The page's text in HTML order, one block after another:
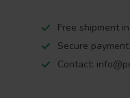
Free shipment
Secure
Contact: